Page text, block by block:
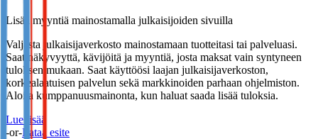
Lisää myyntiä mainostamalla julkaisijoiden sivuilla
Valjasta julkaisijaverkosto mainostamaan tuotteitasi tai palveluasi.
Saat näkyvyyttä, kävijöitä ja myyntiä, josta maksat vain syntyneen
tuloksen mukaan. Saat käyttöösi laajan julkaisijaverkoston,
korkealaatuisen palvelun sekä markkinoiden parhaan ohjelmiston.
Aloita kumppanuusmainonta, kun haluat saada lisää tuloksia.
Lue lisää
-or-Lataa esite